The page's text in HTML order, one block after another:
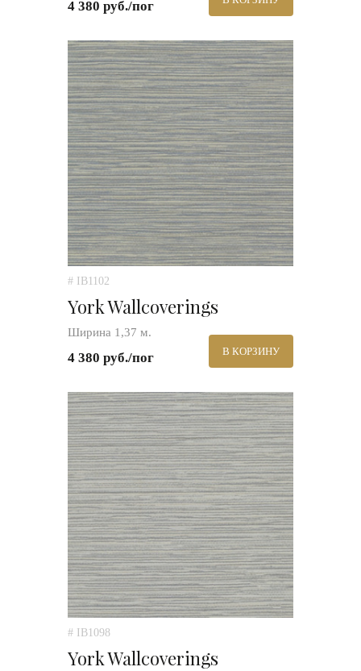
4 380 руб./пог
# IB1102
York Wallcoverings
Ширина 1,37 м.
4 380 руб./пог В КОРЗИНУ
# IB1098
York Wallcoverings